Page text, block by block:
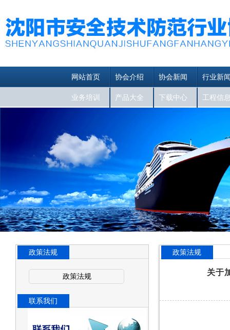
网站首页 协会介绍 协会新闻 行业新
业务培训 产品大全 下载中心 工程信
政策法规
政策法规
联系我们
政策法规
关于